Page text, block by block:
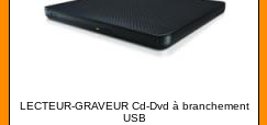
LECTEUR-GRAVEUR Cd-Dvd à branchement
USB